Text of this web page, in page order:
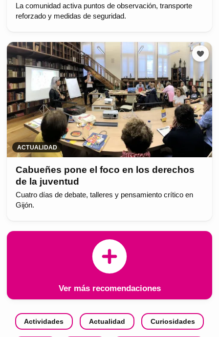
La comunidad activa puntos de observación, transporte
reforzado y medidas de seguridad.
ACTUALIDAD
Cabueñes pone el foco en los derechos
de la juventud
Cuatro días de debate, talleres y pensamiento crítico en
Gijón.
Ver más recomendaciones
Actividades Actualidad Curiosidades